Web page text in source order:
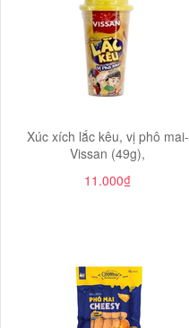
Xúc xích lắc kêu, vị phô mai-
Vissan (49g),
11.000₫